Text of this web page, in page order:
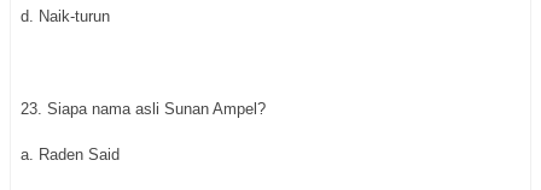
d. Naik-turun
23. Siapa nama asli Sunan Ampel?
a. Raden Said